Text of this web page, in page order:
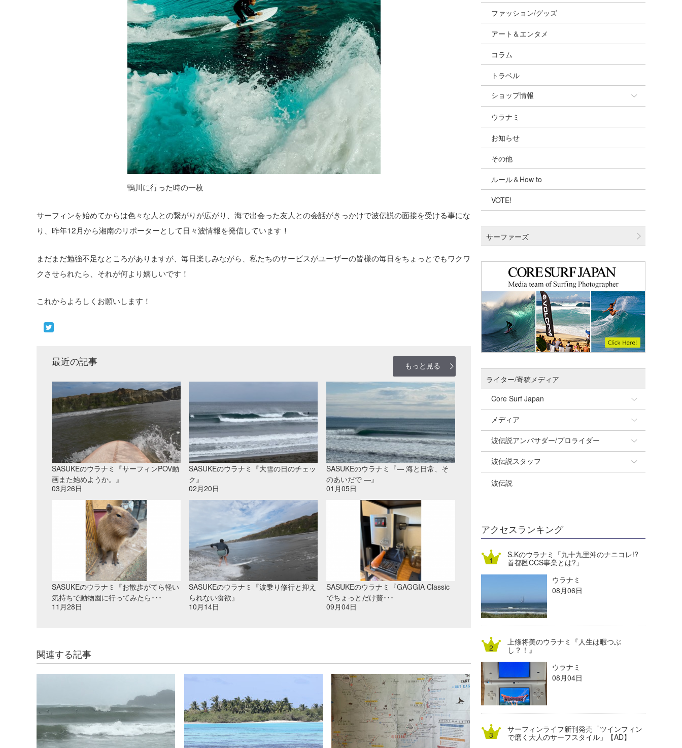
鴨川に行った時の一枚
サーフィンを始めてからは色々な人との繋がりが広がり、海で出会った友人との会話がきっかけで波伝説の面接を受ける事にな
り、昨年12月から湘南のリポーターとして日々波情報を発信しています！
まだまだ勉強不足なところがありますが、毎日楽しみながら、私たちのサービスがユーザーの皆様の毎日をちょっとでもワクワ
クさせられたら、それが何より嬉しいです！
これからよろしくお願いします！
最近の記事 もっと見る
SASUKEのウラナミ『サーフィンPOV動
画また始めようか。』
03月26日
SASUKEのウラナミ『大雪の日のチェッ
ク』
02月20日
SASUKEのウラナミ『― 海と日常、そ
のあいだで ―』
01月05日
SASUKEのウラナミ『お散歩がてら軽い
気持ちで動物園に行ってみたら･･･
11月28日
SASUKEのウラナミ『波乗り修行と抑え
られない食欲』
10月14日
SASUKEのウラナミ『GAGGIA Classic
でちょっとだけ贅･･･
09月04日
関連する記事
ファッション/グッズ
アート＆エンタメ
コラム
トラベル
ショップ情報
ショップ情報
湘南
千葉北
伊豆
千葉南
四国
沖縄
ウラナミ
お知らせ
その他
ルール＆How to
VOTE!
サーファーズ
ライター/寄稿メディア
Core Surf Japan
Naoya Kimoto
mitsuteru Kamio
Yasunari Inoue
Yoshiyuki Obata
DELTA FORCE SURF
熊谷素子
メディア
SURFMEDIA
Colors MAGAZINE
WAVAL
波伝説アンバサダー/プロライダー
福島寿実子
中浦“JET”章
進士剛光
植村未来
大野”MAR”修聖
喜納海人
波伝説スタッフ
☆加藤
Aichan
ECE
H
KID
KOBU
KY
MIN
mitz
OYZ
波伝説
アクセスランキング
S.Kのウラナミ「九十九里沖のナニコレ!?
首都圏CCS事業とは?」
ウラナミ
08月06日
上條将美のウラナミ『人生は暇つぶ
し？！』
ウラナミ
08月04日
サーフィンライフ新刊発売「ツインフィン
で磨く大人のサーフスタイル」【AD】